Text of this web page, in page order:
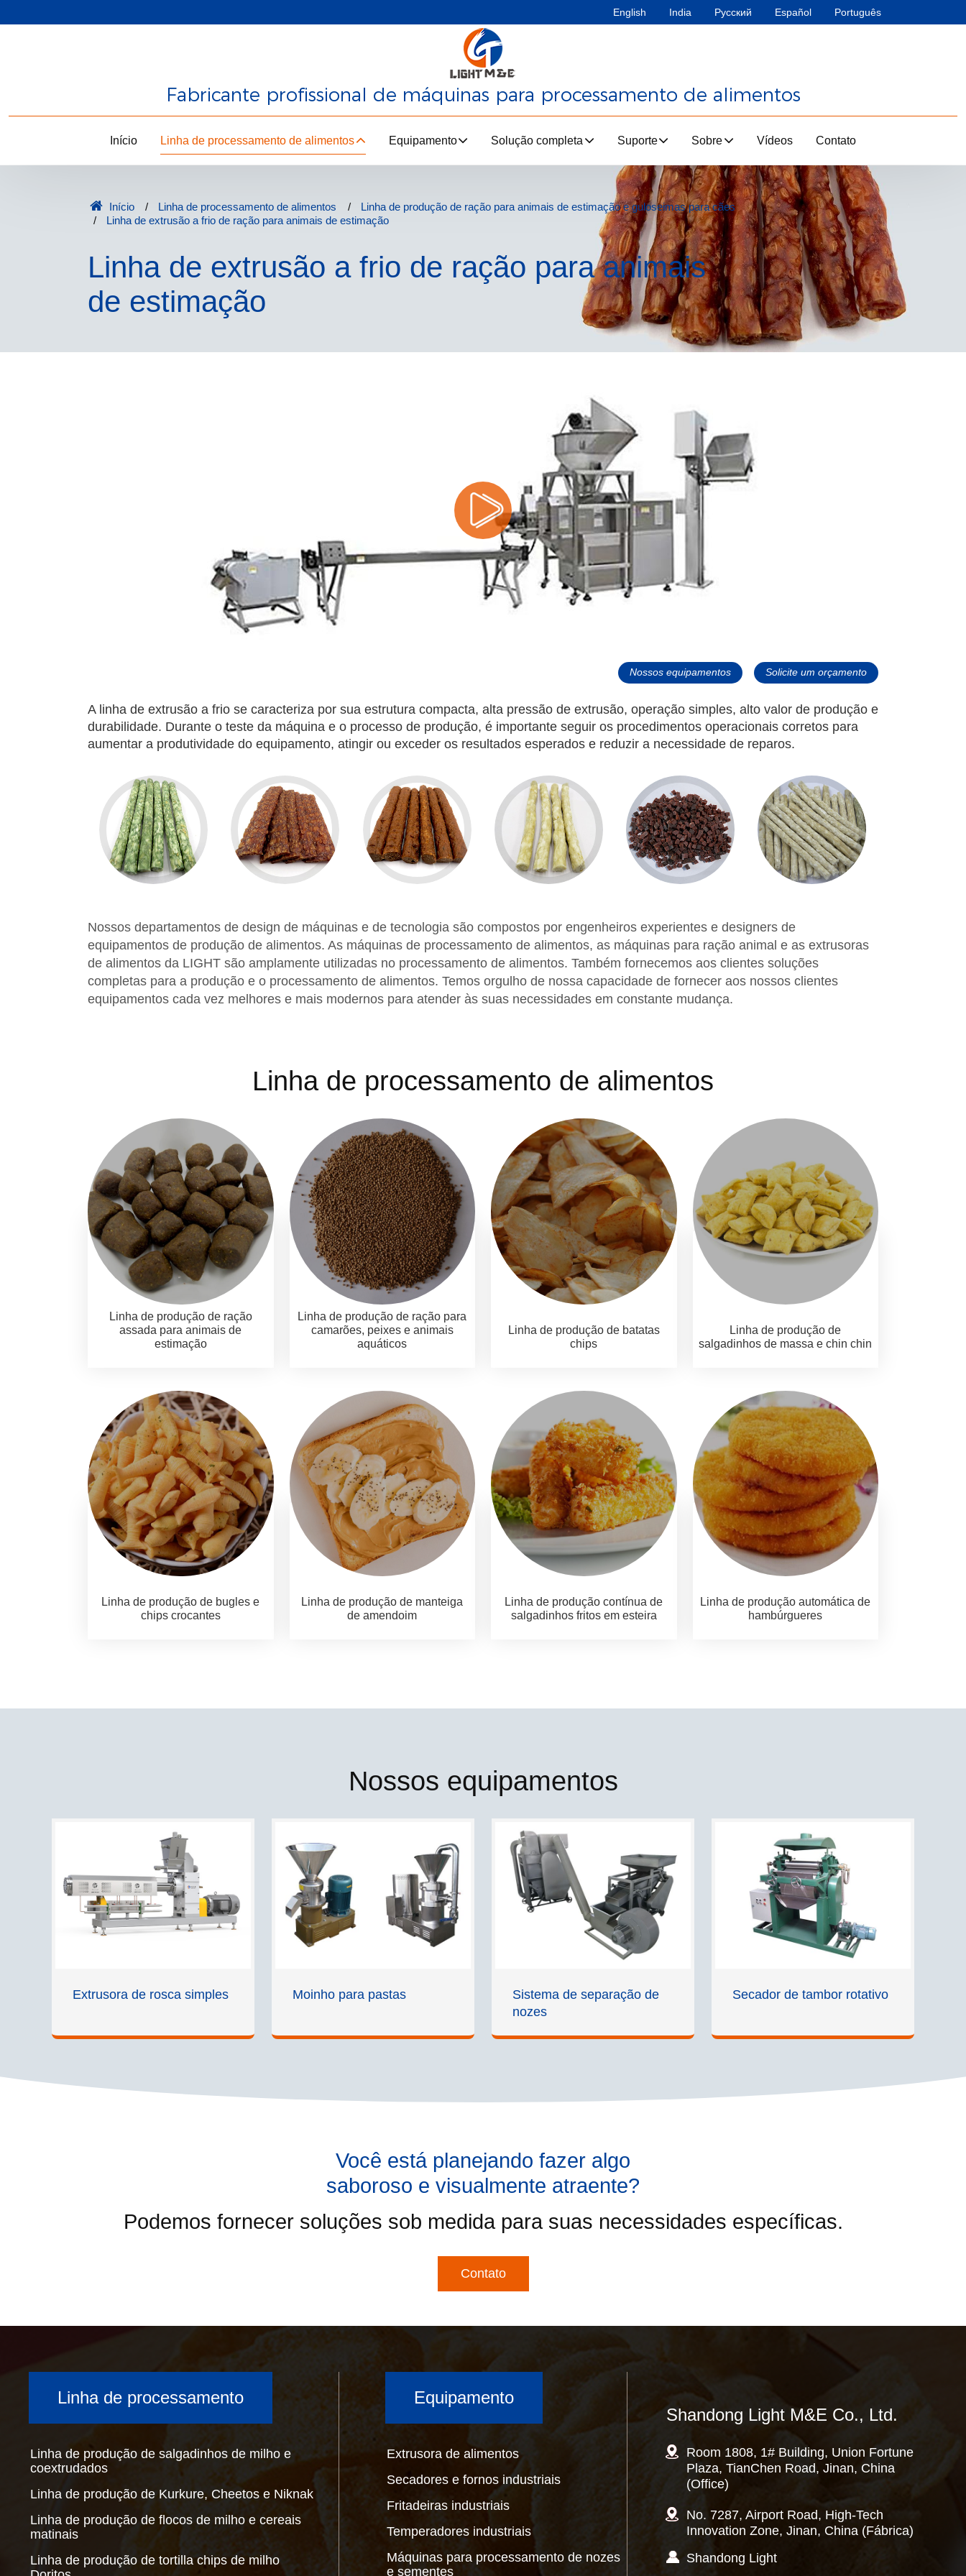
English India Русский Español Português
Fabricante profissional de máquinas para processamento de alimentos
Início Linha de processamento de alimentos Equipamento Solução completa Suporte Sobre Vídeos Contato
Início Linha de processamento de alimentos
Linha de produção de ração para animais de estimação e guloseimas para cães
Linha de extrusão a frio de ração para animais de estimação
Linha de extrusão a frio de ração para animais
de estimação
Solicite um orçamento
Nossos equipamentos
A linha de extrusão a frio se caracteriza por sua estrutura compacta, alta pressão de extrusão, operação simples, alto valor de produção e
durabilidade. Durante o teste da máquina e o processo de produção, é importante seguir os procedimentos operacionais corretos para
aumentar a produtividade do equipamento, atingir ou exceder os resultados esperados e reduzir a necessidade de reparos.
Nossos departamentos de design de máquinas e de tecnologia são compostos por engenheiros experientes e designers de
equipamentos de produção de alimentos. As máquinas de processamento de alimentos, as máquinas para ração animal e as extrusoras
de alimentos da LIGHT são amplamente utilizadas no processamento de alimentos. Também fornecemos aos clientes soluções
completas para a produção e o processamento de alimentos. Temos orgulho de nossa capacidade de fornecer aos nossos clientes
equipamentos cada vez melhores e mais modernos para atender às suas necessidades em constante mudança.
Linha de processamento de alimentos
Linha de produção de ração
assada para animais de
estimação
Linha de produção de ração para
camarões, peixes e animais
aquáticos
Linha de produção de batatas
chips
Linha de produção de
salgadinhos de massa e chin chin
Linha de produção de bugles e
chips crocantes
Linha de produção de manteiga
de amendoim
Linha de produção contínua de
salgadinhos fritos em esteira
Linha de produção automática de
hambúrgueres
Nossos equipamentos
Extrusora de rosca simples Moinho para pastas
Sistema de separação de
nozes
Secador de tambor rotativo
Você está planejando fazer algo
saboroso e visualmente atraente?
Podemos fornecer soluções sob medida para suas necessidades específicas.
Contato
Linha de processamento
Linha de produção de salgadinhos de milho e
coextrudados
Linha de produção de Kurkure, Cheetos e Niknak
Linha de produção de flocos de milho e cereais
matinais
Linha de produção de tortilla chips de milho
Equipamento
Extrusora de alimentos
Secadores e fornos industriais
Fritadeiras industriais
Temperadores industriais
Máquinas para processamento de nozes
e sementes
Shandong Light M&E Co., Ltd.
Room 1808, 1# Building, Union Fortune
Plaza, TianChen Road, Jinan, China
(Office)
No. 7287, Airport Road, High-Tech
Innovation Zone, Jinan, China (Fábrica)
Shandong Light